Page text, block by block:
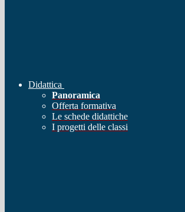
Didattica
Panoramica
Offerta formativa
Le schede didattiche
I progetti delle classi